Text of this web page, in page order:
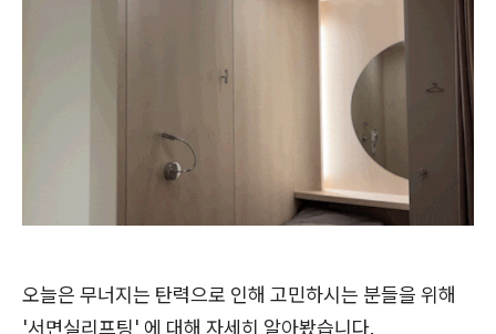
오늘은 무너지는 탄력으로 인해 고민하시는 분들을 위해
'서면실리프팅' 에 대해 자세히 알아봤습니다.